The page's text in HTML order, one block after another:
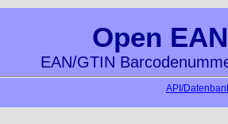
Open
EAN/GTIN
API/